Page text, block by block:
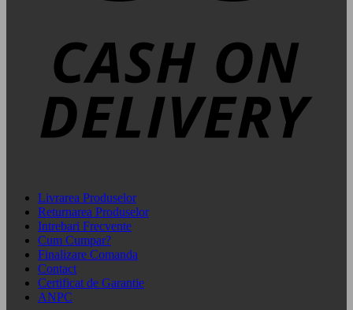
Livrarea Produselor
Returnarea Produselor
Intrebari Frecvente
Cum Cumpar?
Finalizare Comanda
Contact
Certificat de Garantie
ANPC